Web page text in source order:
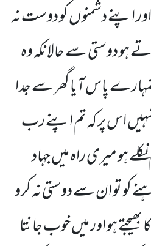
اپنے دشمنوں کو دوست نہ
ہو دوستی سے حالانکہ وہ
پاس آیا گھر سے جدا
اس پر کہ تم اپنے رب
ہو میری راہ میں جہاد
کو تو ان سے دوستی نہ کرو
ہو اور میں خوب جانتا